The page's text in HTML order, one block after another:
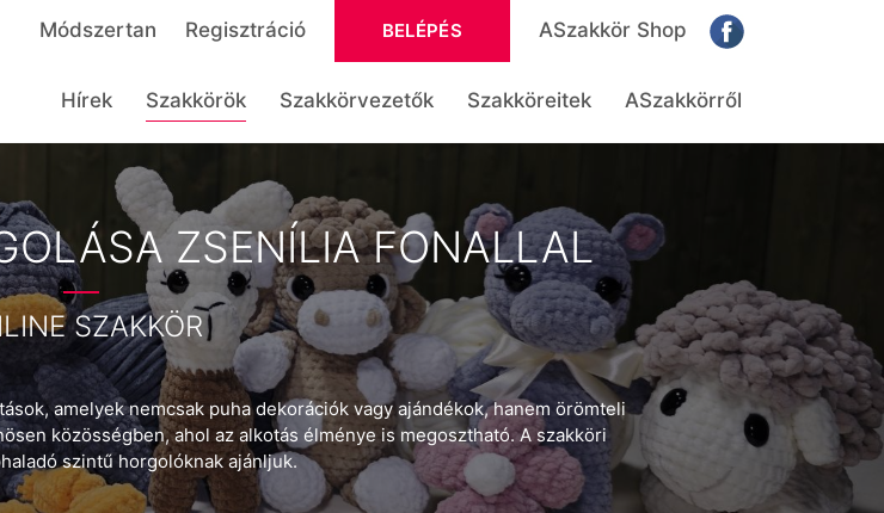
Módszertan Regisztráció BELÉPÉS ASzakkör Shop
Hírek Szakkörök Szakkörvezetők Szakköreitek ASzakkörről
ZSENÍLIA FONALLAL
SZAKKÖR
amelyek nemcsak puha dekorációk vagy ajándékok, hanem örömteli
közösségben, ahol az alkotás élménye is megosztható. A szakköri
szintű horgolóknak ajánljuk.